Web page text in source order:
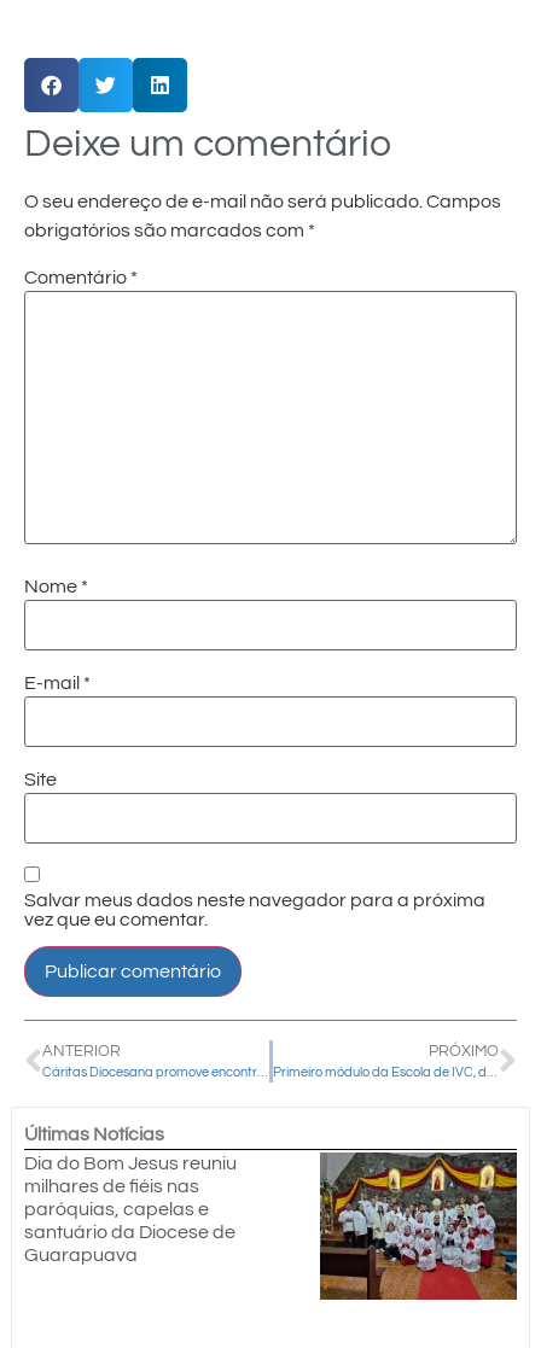
Deixe um comentário
O seu endereço de e-mail não será publicado. Campos
obrigatórios são marcados com *
Comentário *
Nome *
E-mail *
Site
Salvar meus dados neste navegador para a próxima
vez que eu comentar.
ANTERIOR
Cáritas Diocesana promove encontro formativo para agentes pastorais
PRÓXIMO
Primeiro módulo da Escola de IVC, decanatos Centro e Pinhão, aconteceu neste domingo
Últimas Notícias
Dia do Bom Jesus reuniu
milhares de fiéis nas
paróquias, capelas e
santuário da Diocese de
Guarapuava